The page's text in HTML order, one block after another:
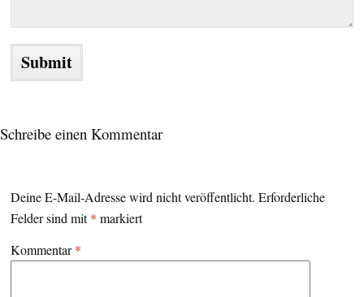
Schreibe einen Kommentar
Deine E-Mail-Adresse wird nicht veröffentlicht. Erforderliche
Felder sind mit* markiert
Kommentar*